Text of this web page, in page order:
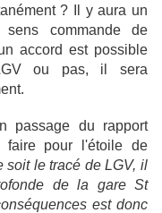
? Il y aura un
sens commande de
accord est possible
ou pas, il sera
passage du rapport
faire pour l'étoile de
soit le tracé de LGV, il
de la gare St
est donc